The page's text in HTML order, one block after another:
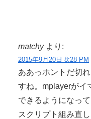
matchy より:
2015年9月20日 8:28 PM
ああっホントだ切
すね。mplayerがイ
できるようになっ
スクリプト組み直